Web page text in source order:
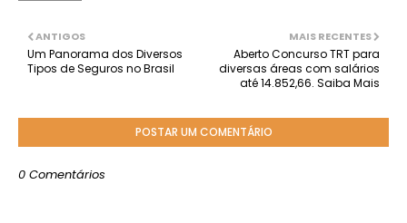
MAIS RECENTES
Aberto Concurso TRT para
diversas áreas com salários
até 14.852,66. Saiba Mais
ANTIGOS
Um Panorama dos Diversos
Tipos de Seguros no Brasil
POSTAR UM COMENTÁRIO
0 Comentários